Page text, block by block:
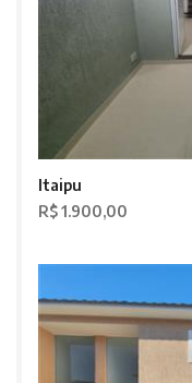
Itaipu
R$ 1.900,00